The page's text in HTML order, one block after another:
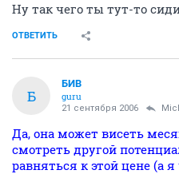
Ну так чего ты тут-то
ОТВЕТИТЬ
Б
БИВ
guru
21 сентября 2006
Да, она может висеть
смотреть другой
равняться к этой цене (а я